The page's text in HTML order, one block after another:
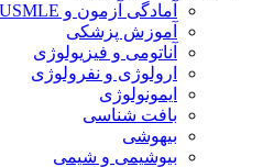
آمادگی آزمون و USMLE
آموزش پزشکی
آناتومی و فیزیولوژی
ارولوژی و نفرولوژی
ایمونولوژی
بافت شناسی
بیهوشی
بیوشیمی و شیمی